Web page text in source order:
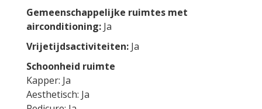
Gemeenschappelijke ruimtes met
airconditioning: Ja
Vrijetijdsactiviteiten: Ja
Schoonheid ruimte
Kapper: Ja
Aesthetisch: Ja